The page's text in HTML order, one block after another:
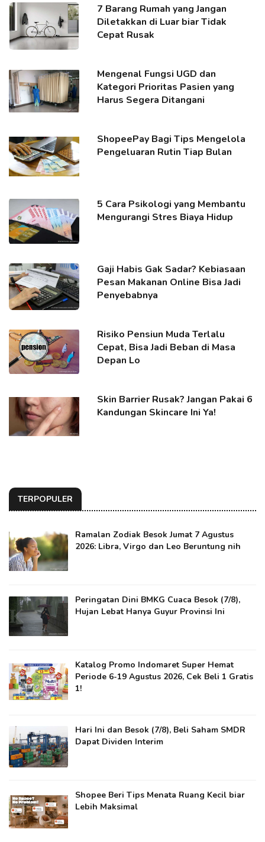
7 Barang Rumah yang Jangan
Diletakkan di Luar biar Tidak
Cepat Rusak
Mengenal Fungsi UGD dan
Kategori Prioritas Pasien yang
Harus Segera Ditangani
ShopeePay Bagi Tips Mengelola
Pengeluaran Rutin Tiap Bulan
5 Cara Psikologi yang Membantu
Mengurangi Stres Biaya Hidup
Gaji Habis Gak Sadar? Kebiasaan
Pesan Makanan Online Bisa Jadi
Penyebabnya
Risiko Pensiun Muda Terlalu
Cepat, Bisa Jadi Beban di Masa
Depan Lo
Skin Barrier Rusak? Jangan Pakai 6
Kandungan Skincare Ini Ya!
TERPOPULER
Ramalan Zodiak Besok Jumat 7 Agustus
2026: Libra, Virgo dan Leo Beruntung nih
Peringatan Dini BMKG Cuaca Besok (7/8),
Hujan Lebat Hanya Guyur Provinsi Ini
Katalog Promo Indomaret Super Hemat
Periode 6-19 Agustus 2026, Cek Beli 1 Gratis
1!
Hari Ini dan Besok (7/8), Beli Saham SMDR
Dapat Dividen Interim
Shopee Beri Tips Menata Ruang Kecil biar
Lebih Maksimal